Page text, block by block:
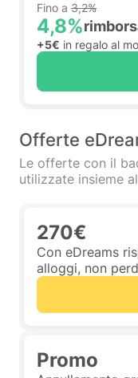
Fino a 3,2%
4,8%
+5€ in regalo al
Offerte
Le offerte con il
utilizzate insieme
270€
Con eDreams
alloggi, non
Promo